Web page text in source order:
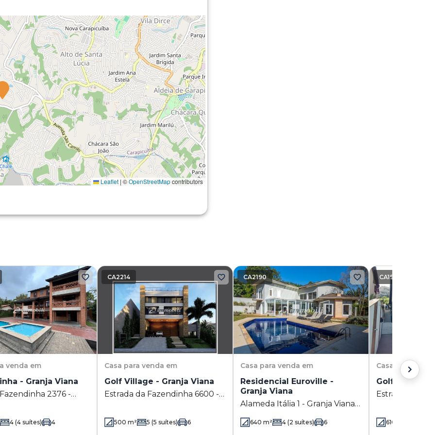
Leaflet | ©OpenStreetMapcontributors
venda em
- Granja Viana
2376 -
4 (4 suítes) 4
CA2214
Casa para venda em
Golf Village - Granja Viana
Estrada da Fazendinha 6600 -
500 m² 5 (5 suítes) 6
CA2190
Casa para venda em
Residencial Euroville -
Granja Viana
Alameda Itália 1 - Granja Viana -
640 m² 4 (2 suítes) 6
CA1942
Casa para
Golf Village -
Estrada da
610